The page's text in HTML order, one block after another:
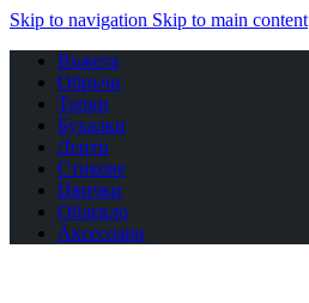
Skip to navigation Skip to main content
Въжета
Обръчи
Топки
Бухалки
Ленти
Стикове
Цвички
Облекло
Аксесоари